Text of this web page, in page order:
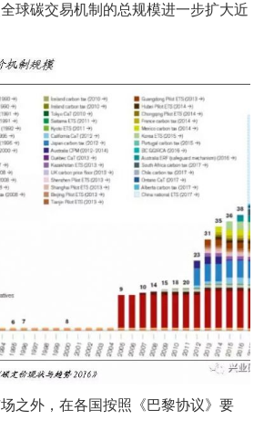
球碳交易机制的总规模进一步扩大近
之外，在各国按照《巴黎协议》要